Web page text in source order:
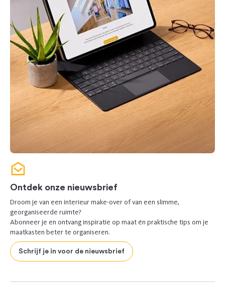
Ontdek onze nieuwsbrief
Droom je van een interieur make-over of van een slimme,
georganiseerde ruimte?
Abonneer je en ontvang inspiratie op maat én praktische tips om je
maatkasten beter te organiseren.
Schrijf je in voor de nieuwsbrief